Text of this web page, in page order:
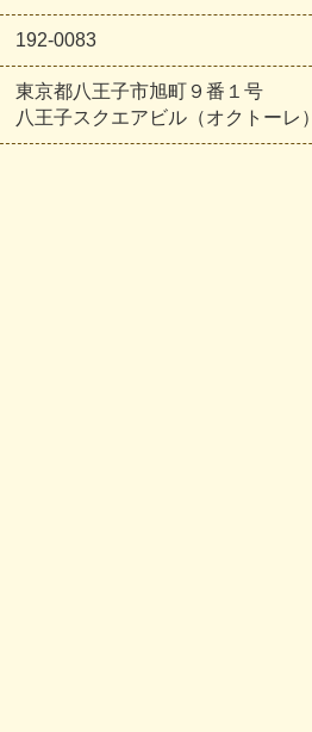
192-0083
東京都八王子市旭町９番１号
八王子スクエアビル（オクトーレ）